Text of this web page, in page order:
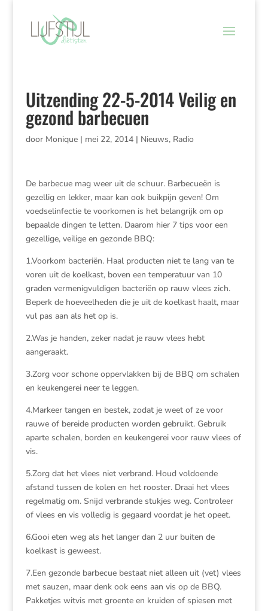
Uitzending 22-5-2014 Veilig en
gezond barbecuen
door Monique| mei 22, 2014| Nieuws, Radio
De barbecue mag weer uit de schuur. Barbecueën is
gezellig en lekker, maar kan ook buikpijn geven! Om
voedselinfectie te voorkomen is het belangrijk om op
bepaalde dingen te letten. Daarom hier 7 tips voor een
gezellige, veilige en gezonde BBQ:
1.Voorkom bacteriën. Haal producten niet te lang van te
voren uit de koelkast, boven een temperatuur van 10
graden vermenigvuldigen bacteriën op rauw vlees zich.
Beperk de hoeveelheden die je uit de koelkast haalt, maar
vul pas aan als het op is.
2.Was je handen, zeker nadat je rauw vlees hebt
aangeraakt.
3.Zorg voor schone oppervlakken bij de BBQ om schalen
en keukengerei neer te leggen.
4.Markeer tangen en bestek, zodat je weet of ze voor
rauwe of bereide producten worden gebruikt. Gebruik
aparte schalen, borden en keukengerei voor rauw vlees of
vis.
5.Zorg dat het vlees niet verbrand. Houd voldoende
afstand tussen de kolen en het rooster. Draai het vlees
regelmatig om. Snijd verbrande stukjes weg. Controleer
of vlees en vis volledig is gegaard voordat je het opeet.
6.Gooi eten weg als het langer dan 2 uur buiten de
koelkast is geweest.
7.Een gezonde barbecue bestaat niet alleen uit (vet) vlees
met sauzen, maar denk ook eens aan vis op de BBQ.
Pakketjes witvis met groente en kruiden of spiesen met